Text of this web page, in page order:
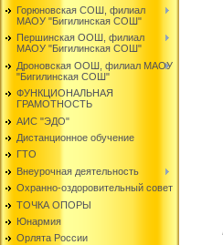
Горюновская СОШ, филиал
МАОУ "Бигилинская СОШ"
Першинская ООШ, филиал
МАОУ "Бигилинская СОШ"
Дроновская ООШ, филиал МАОУ
"Бигилинская СОШ"
ФУНКЦИОНАЛЬНАЯ
ГРАМОТНОСТЬ
АИС "ЭДО"
Дистанционное обучение
ГТО
Внеурочная деятельность
Охранно-оздоровительный совет
ТОЧКА ОПОРЫ
Юнармия
Орлята России